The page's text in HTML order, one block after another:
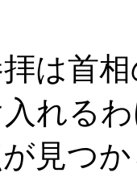
は首
れる
見つ